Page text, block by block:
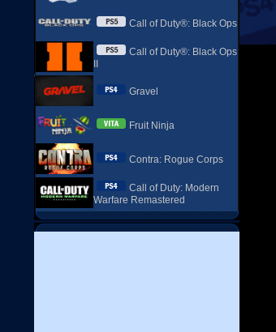
Call of Duty®: Black Ops
Call of Duty®: Black Ops
Gravel
Fruit Ninja
Contra: Rogue Corps
Call of Duty: Modern
Warfare Remastered